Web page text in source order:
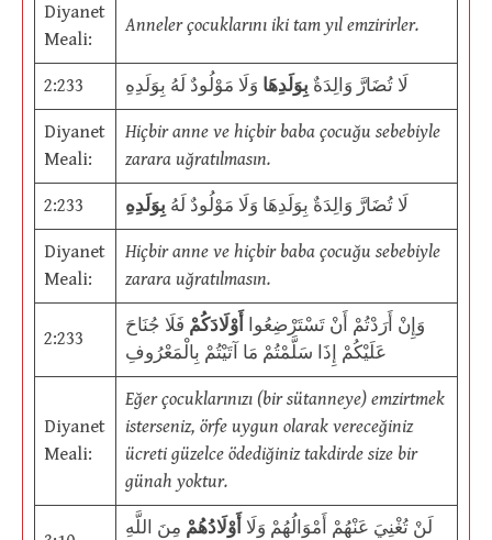
Diyanet
Meali:
Anneler çocuklarını iki tam yıl emzirirler.
2:233 لَا تُضَارَّ وَالِدَةٌ بِوَلَدِهَا وَلَا مَوْلُودٌ لَهُ بِوَلَدِهِ
Diyanet
Meali:
Hiçbir anne ve hiçbir baba çocuğu sebebiyle
zarara uğratılmasın.
2:233 لَا تُضَارَّ وَالِدَةٌ بِوَلَدِهَا وَلَا مَوْلُودٌ لَهُ بِوَلَدِهِ
Diyanet
Meali:
Hiçbir anne ve hiçbir baba çocuğu sebebiyle
zarara uğratılmasın.
2:233
وَإِنْ أَرَدْتُمْ أَنْ تَسْتَرْضِعُوا أَوْلَادَكُمْ فَلَا جُنَاحَ
عَلَيْكُمْ إِذَا سَلَّمْتُمْ مَا آتَيْتُمْ بِالْمَعْرُوفِ
Diyanet
Meali:
Eğer çocuklarınızı (bir sütanneye) emzirtmek
isterseniz, örfe uygun olarak vereceğiniz
ücreti güzelce ödediğiniz takdirde size bir
günah yoktur.
لَنْ تُغْنِيَ عَنْهُمْ أَمْوَالُهُمْ وَلَا أَوْلَادُهُمْ مِنَ اللَّهِ